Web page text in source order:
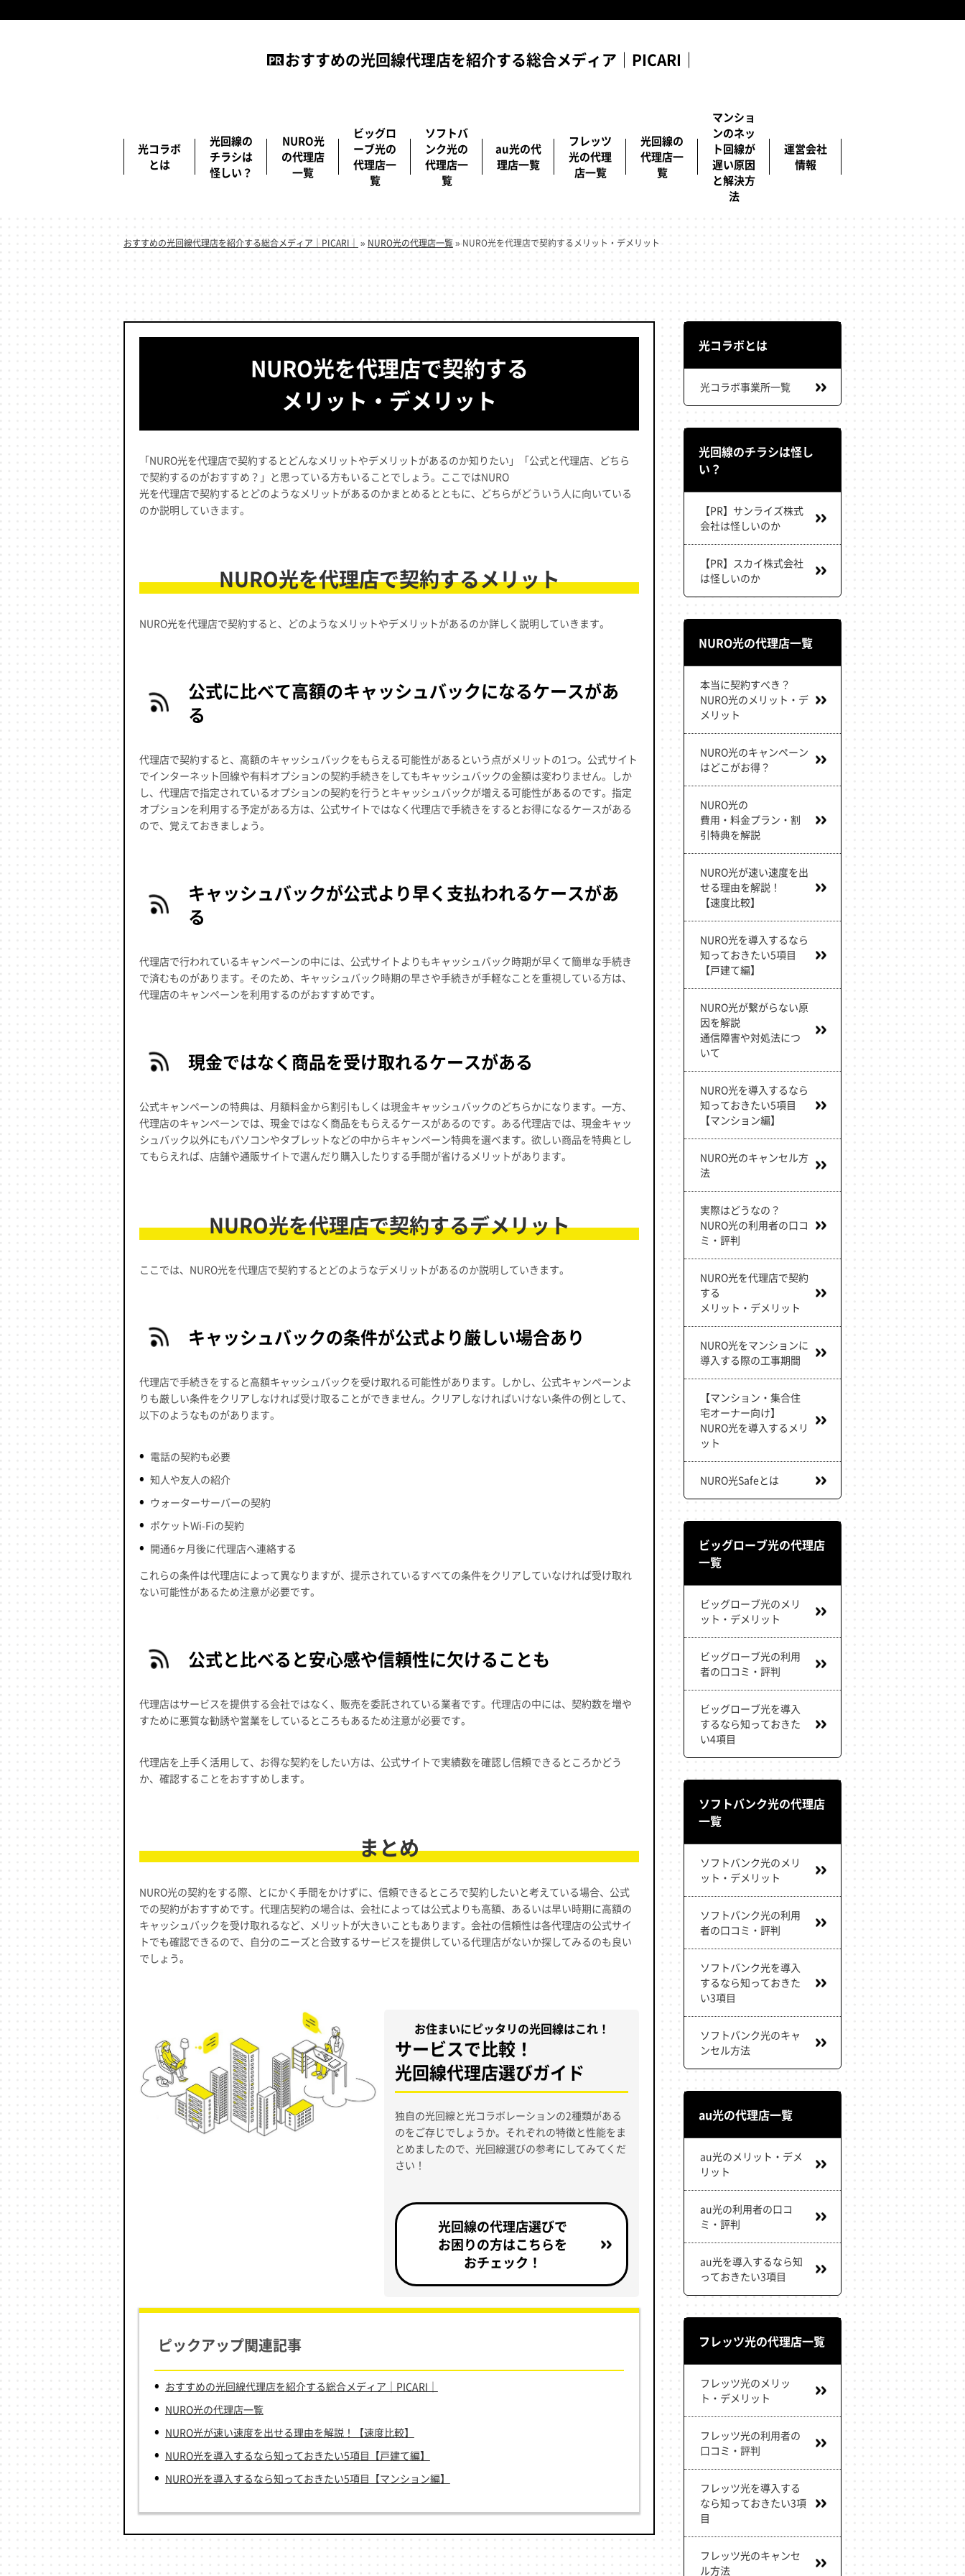
おすすめの光回線代理店を紹介する総合メディア｜PICARI｜
光コラボ
とは
光回線の
チラシは
怪しい？
NURO光
の代理店
一覧
ビッグロ
ーブ光の
代理店一
覧
ソフトバ
ンク光の
代理店一
覧
au光の代
理店一覧
フレッツ
光の代理
店一覧
光回線の
代理店一
覧
マンショ
ンのネッ
ト回線が
遅い原因
と解決方
法
運営会社
情報
おすすめの光回線代理店を紹介する総合メディア｜PICARI｜ » NURO光の代理店一覧» NURO光を代理店で契約するメリット・デメリット
NURO光を代理店で契約する
メリット・デメリット
「NURO光を代理店で契約するとどんなメリットやデメリットがあるのか知りたい」「公式と代理店、どちら
で契約するのがおすすめ？」と思っている方もいることでしょう。ここではNURO
光を代理店で契約するとどのようなメリットがあるのかまとめるとともに、どちらがどういう人に向いている
のか説明していきます。
NURO光を代理店で契約するメリット
NURO光を代理店で契約すると、どのようなメリットやデメリットがあるのか詳しく説明していきます。
公式に比べて高額のキャッシュバックになるケースがあ
る
代理店で契約すると、高額のキャッシュバックをもらえる可能性があるという点がメリットの1つ。公式サイト
でインターネット回線や有料オプションの契約手続きをしてもキャッシュバックの金額は変わりません。しか
し、代理店で指定されているオプションの契約を行うとキャッシュバックが増える可能性があるのです。指定
オプションを利用する予定がある方は、公式サイトではなく代理店で手続きをするとお得になるケースがある
ので、覚えておきましょう。
キャッシュバックが公式より早く支払われるケースがあ
る
代理店で行われているキャンペーンの中には、公式サイトよりもキャッシュバック時期が早くて簡単な手続き
で済むものがあります。そのため、キャッシュバック時期の早さや手続きが手軽なことを重視している方は、
代理店のキャンペーンを利用するのがおすすめです。
現金ではなく商品を受け取れるケースがある
公式キャンペーンの特典は、月額料金から割引もしくは現金キャッシュバックのどちらかになります。一方、
代理店のキャンペーンでは、現金ではなく商品をもらえるケースがあるのです。ある代理店では、現金キャッ
シュバック以外にもパソコンやタブレットなどの中からキャンペーン特典を選べます。欲しい商品を特典とし
てもらえれば、店舗や通販サイトで選んだり購入したりする手間が省けるメリットがあります。
NURO光を代理店で契約するデメリット
ここでは、NURO光を代理店で契約するとどのようなデメリットがあるのか説明していきます。
キャッシュバックの条件が公式より厳しい場合あり
代理店で手続きをすると高額キャッシュバックを受け取れる可能性があります。しかし、公式キャンペーンよ
りも厳しい条件をクリアしなければ受け取ることができません。クリアしなければいけない条件の例として、
以下のようなものがあります。
電話の契約も必要
知人や友人の紹介
ウォーターサーバーの契約
ポケットWi-Fiの契約
開通6ヶ月後に代理店へ連絡する
これらの条件は代理店によって異なりますが、提示されているすべての条件をクリアしていなければ受け取れ
ない可能性があるため注意が必要です。
公式と比べると安心感や信頼性に欠けることも
代理店はサービスを提供する会社ではなく、販売を委託されている業者です。代理店の中には、契約数を増や
すために悪質な勧誘や営業をしているところもあるため注意が必要です。
代理店を上手く活用して、お得な契約をしたい方は、公式サイトで実績数を確認し信頼できるところかどう
か、確認することをおすすめします。
まとめ
NURO光の契約をする際、とにかく手間をかけずに、信頼できるところで契約したいと考えている場合、公式
での契約がおすすめです。代理店契約の場合は、会社によっては公式よりも高額、あるいは早い時期に高額の
キャッシュバックを受け取れるなど、メリットが大きいこともあります。会社の信頼性は各代理店の公式サイ
トでも確認できるので、自分のニーズと合致するサービスを提供している代理店がないか探してみるのも良い
でしょう。
お住まいにピッタリの光回線はこれ！
サービスで比較！
光回線代理店選びガイド
独自の光回線と光コラボレーションの2種類がある
のをご存じでしょうか。それぞれの特徴と性能をま
とめましたので、光回線選びの参考にしてみてくだ
さい！
光回線の代理店選びで
お困りの方はこちらを
おチェック！
ピックアップ関連記事
おすすめの光回線代理店を紹介する総合メディア｜PICARI｜
NURO光の代理店一覧
NURO光が速い速度を出せる理由を解説！【速度比較】
NURO光を導入するなら知っておきたい5項目【戸建て編】
NURO光を導入するなら知っておきたい5項目【マンション編】
光コラボとは
光コラボ事業所一覧
光回線のチラシは怪し
い？
【PR】サンライズ株式
会社は怪しいのか
【PR】スカイ株式会社
は怪しいのか
NURO光の代理店一覧
本当に契約すべき？
NURO光のメリット・デ
メリット
NURO光のキャンペーン
はどこがお得？
NURO光の
費用・料金プラン・割
引特典を解説
NURO光が速い速度を出
せる理由を解説！
【速度比較】
NURO光を導入するなら
知っておきたい5項目
【戸建て編】
NURO光が繋がらない原
因を解説
通信障害や対処法につ
いて
NURO光を導入するなら
知っておきたい5項目
【マンション編】
NURO光のキャンセル方
法
実際はどうなの？
NURO光の利用者の口コ
ミ・評判
NURO光を代理店で契約
する
メリット・デメリット
NURO光をマンションに
導入する際の工事期間
【マンション・集合住
宅オーナー向け】
NURO光を導入するメリ
ット
NURO光Safeとは
ビッグローブ光の代理店
一覧
ビッグローブ光のメリ
ット・デメリット
ビッグローブ光の利用
者の口コミ・評判
ビッグローブ光を導入
するなら知っておきた
い4項目
ソフトバンク光の代理店
一覧
ソフトバンク光のメリ
ット・デメリット
ソフトバンク光の利用
者の口コミ・評判
ソフトバンク光を導入
するなら知っておきた
い3項目
ソフトバンク光のキャ
ンセル方法
au光の代理店一覧
au光のメリット・デメ
リット
au光の利用者の口コ
ミ・評判
au光を導入するなら知
っておきたい3項目
フレッツ光の代理店一覧
フレッツ光のメリッ
ト・デメリット
フレッツ光の利用者の
口コミ・評判
フレッツ光を導入する
なら知っておきたい3項
目
フレッツ光のキャンセ
ル方法